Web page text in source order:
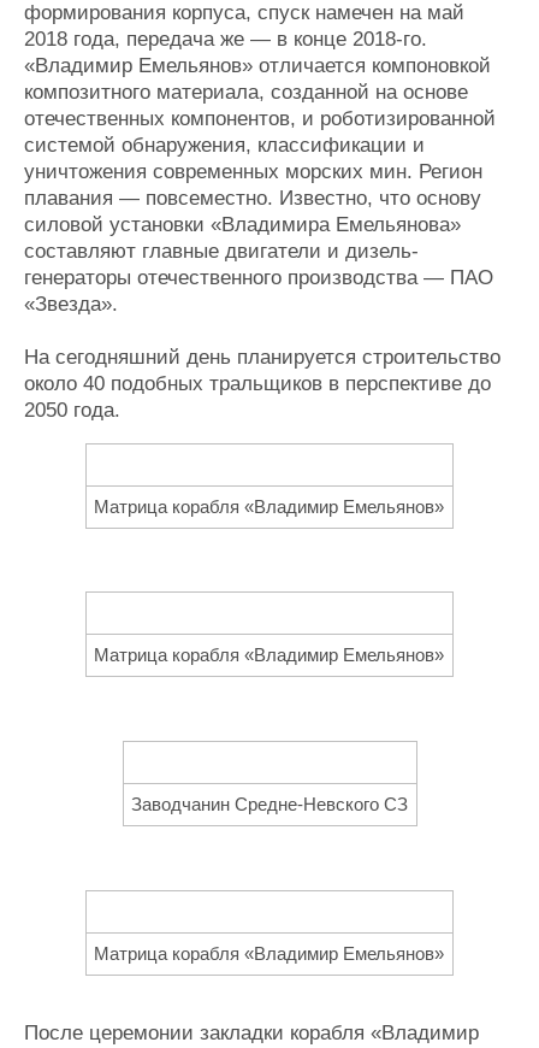
формирования корпуса, спуск намечен на май
2018 года, передача же — в конце 2018-го.
«Владимир Емельянов» отличается компоновкой
композитного материала, созданной на основе
отечественных компонентов, и роботизированной
системой обнаружения, классификации и
уничтожения современных морских мин. Регион
плавания — повсеместно. Известно, что основу
силовой установки «Владимира Емельянова»
составляют главные двигатели и дизель-
генераторы отечественного производства — ПАО
«Звезда».
На сегодняшний день планируется строительство
около 40 подобных тральщиков в перспективе до
2050 года.
Матрица корабля «Владимир Емельянов»
Матрица корабля «Владимир Емельянов»
Заводчанин Средне-Невского СЗ
Матрица корабля «Владимир Емельянов»
После церемонии закладки корабля «Владимир